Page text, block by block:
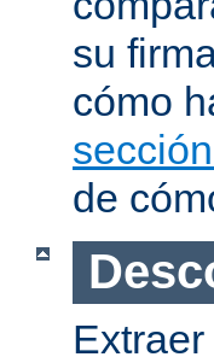
su
cómo
de